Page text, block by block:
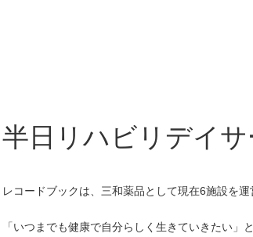
半日リハビリデイサ
レコードブックは、三和薬品として現在6施設を運
「いつまでも健康で自分らしく生きていきたい」